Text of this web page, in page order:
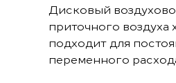
Дисковый
приточного
подходит для
переменного